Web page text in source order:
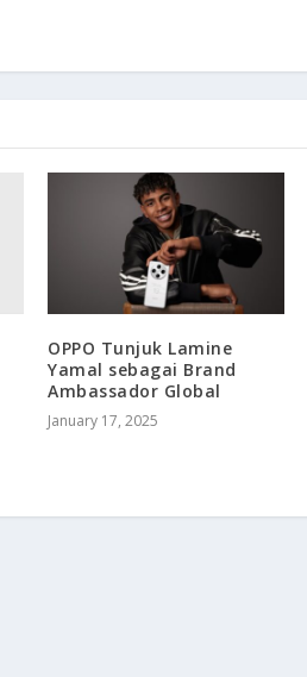
OPPO Tunjuk Lamine
Yamal sebagai Brand
Ambassador Global
January 17, 2025